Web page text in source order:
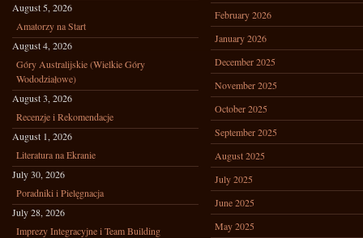
August 5, 2026
Amatorzy na Start
August 4, 2026
Góry Australijskie (Wielkie Góry
Wododziałowe)
August 3, 2026
Recenzje i Rekomendacje
August 1, 2026
Literatura na Ekranie
July 30, 2026
Poradniki i Pielęgnacja
July 28, 2026
Imprezy Integracyjne i Team Building
February 2026
January 2026
December 2025
November 2025
October 2025
September 2025
August 2025
July 2025
June 2025
May 2025